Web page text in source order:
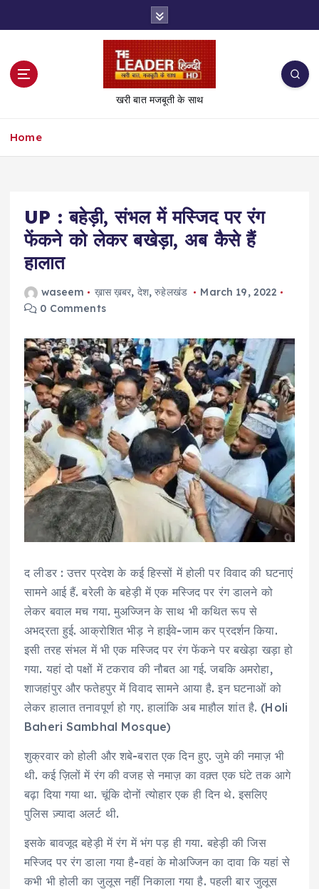
t
खरी बात मजबूती के साथ
Home
UP : बहेड़ी, संभल में मस्जिद पर रंग
फेंकने को लेकर बखेड़ा, अब कैसे हैं
हालात
waseem ख़ास ख़बर, देश,रुहेलखंड
March 19, 2022
0 Comments
द लीडर : उत्तर प्रदेश के कई हिस्सों में होली पर विवाद की घटनाएं
सामने आई हैं. बरेली के बहेड़ी में एक मस्जिद पर रंग डालने को
लेकर बवाल मच गया. मुअज्जिन के साथ भी कथित रूप से
अभद्रता हुई. आक्रोशित भीड़ ने हाईवे-जाम कर प्रदर्शन किया.
इसी तरह संभल में भी एक मस्जिद पर रंग फेंकने पर बखेड़ा खड़ा हो
गया. यहां दो पक्षों में टकराव की नौबत आ गई. जबकि अमरोहा,
शाजहांपुर और फतेहपुर में विवाद सामने आया है. इन घटनाओं को
लेकर हालात तनावपूर्ण हो गए. हालांकि अब माहौल शांत है. (Holi
Baheri Sambhal Mosque)
शुक्रवार को होली और शबे-बरात एक दिन हुए. जुमे की नमाज़ भी
थी. कई ज़िलों में रंग की वजह से नमाज़ का वक़्त एक घंटे तक आगे
बढ़ा दिया गया था. चूंकि दोनों त्याेहार एक ही दिन थे. इसलिए
पुलिस ज़्यादा अलर्ट थी.
इसके बावजूद बहेड़ी में रंग में भंग पड़ ही गया. बहेड़ी की जिस
मस्जिद पर रंग डाला गया है-वहां के मोअज्जिन का दावा कि यहां से
कभी भी होली का जुलूस नहीं निकाला गया है. पहली बार जुलूस